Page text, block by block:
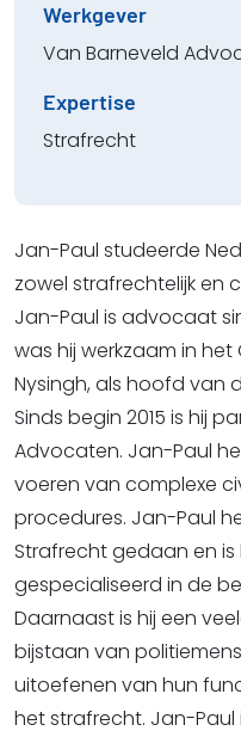
Werkgever
Van Barneveld
Expertise
Strafrecht
Jan-Paul studeerde
zowel strafrechtelijk en
Jan-Paul is advocaat
was hij werkzaam in
Nysingh, als hoofd van
Sinds begin 2015 is hij
Advocaten. Jan-Paul
voeren van complexe
procedures. Jan-Paul
Strafrecht gedaan en is
gespecialiseerd in de
Daarnaast is hij een
bijstaan van
uitoefenen van hun
het strafrecht. Jan-